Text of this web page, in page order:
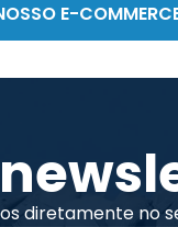
E-
diretamente no